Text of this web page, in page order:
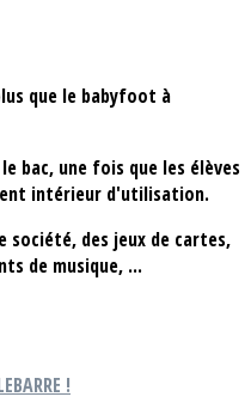
que le babyfoot à
bac, une fois que les élèves
intérieur d'utilisation.
société, des jeux de cartes,
de musique, ...